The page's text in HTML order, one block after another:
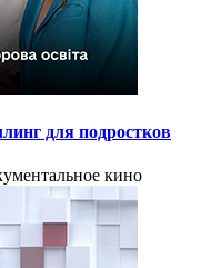
для подростков
кино